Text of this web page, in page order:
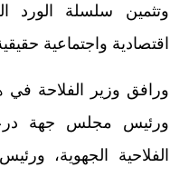
وتثمين سلسلة الورد
اقتصادية واجتماعية
ورافق وزير الفلاحة في
ورئيس مجلس جهة
الفلاحية الجهوية، ورئيس